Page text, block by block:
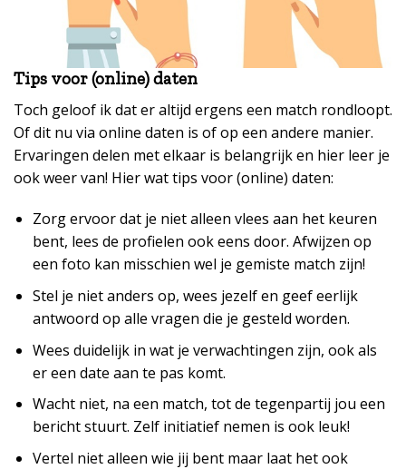
Tips voor (online) daten
Toch geloof ik dat er altijd ergens een match rondloopt.
Of dit nu via online daten is of op een andere manier.
Ervaringen delen met elkaar is belangrijk en hier leer je
ook weer van! Hier wat tips voor (online) daten:
Zorg ervoor dat je niet alleen vlees aan het keuren
bent, lees de profielen ook eens door. Afwijzen op
een foto kan misschien wel je gemiste match zijn!
Stel je niet anders op, wees jezelf en geef eerlijk
antwoord op alle vragen die je gesteld worden.
Wees duidelijk in wat je verwachtingen zijn, ook als
er een date aan te pas komt.
Wacht niet, na een match, tot de tegenpartij jou een
bericht stuurt. Zelf initiatief nemen is ook leuk!
Vertel niet alleen wie jij bent maar laat het ook